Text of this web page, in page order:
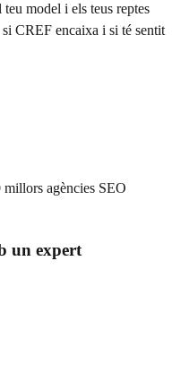
model i els teus reptes
CREF encaixa i si té sentit
millors agències SEO
un expert